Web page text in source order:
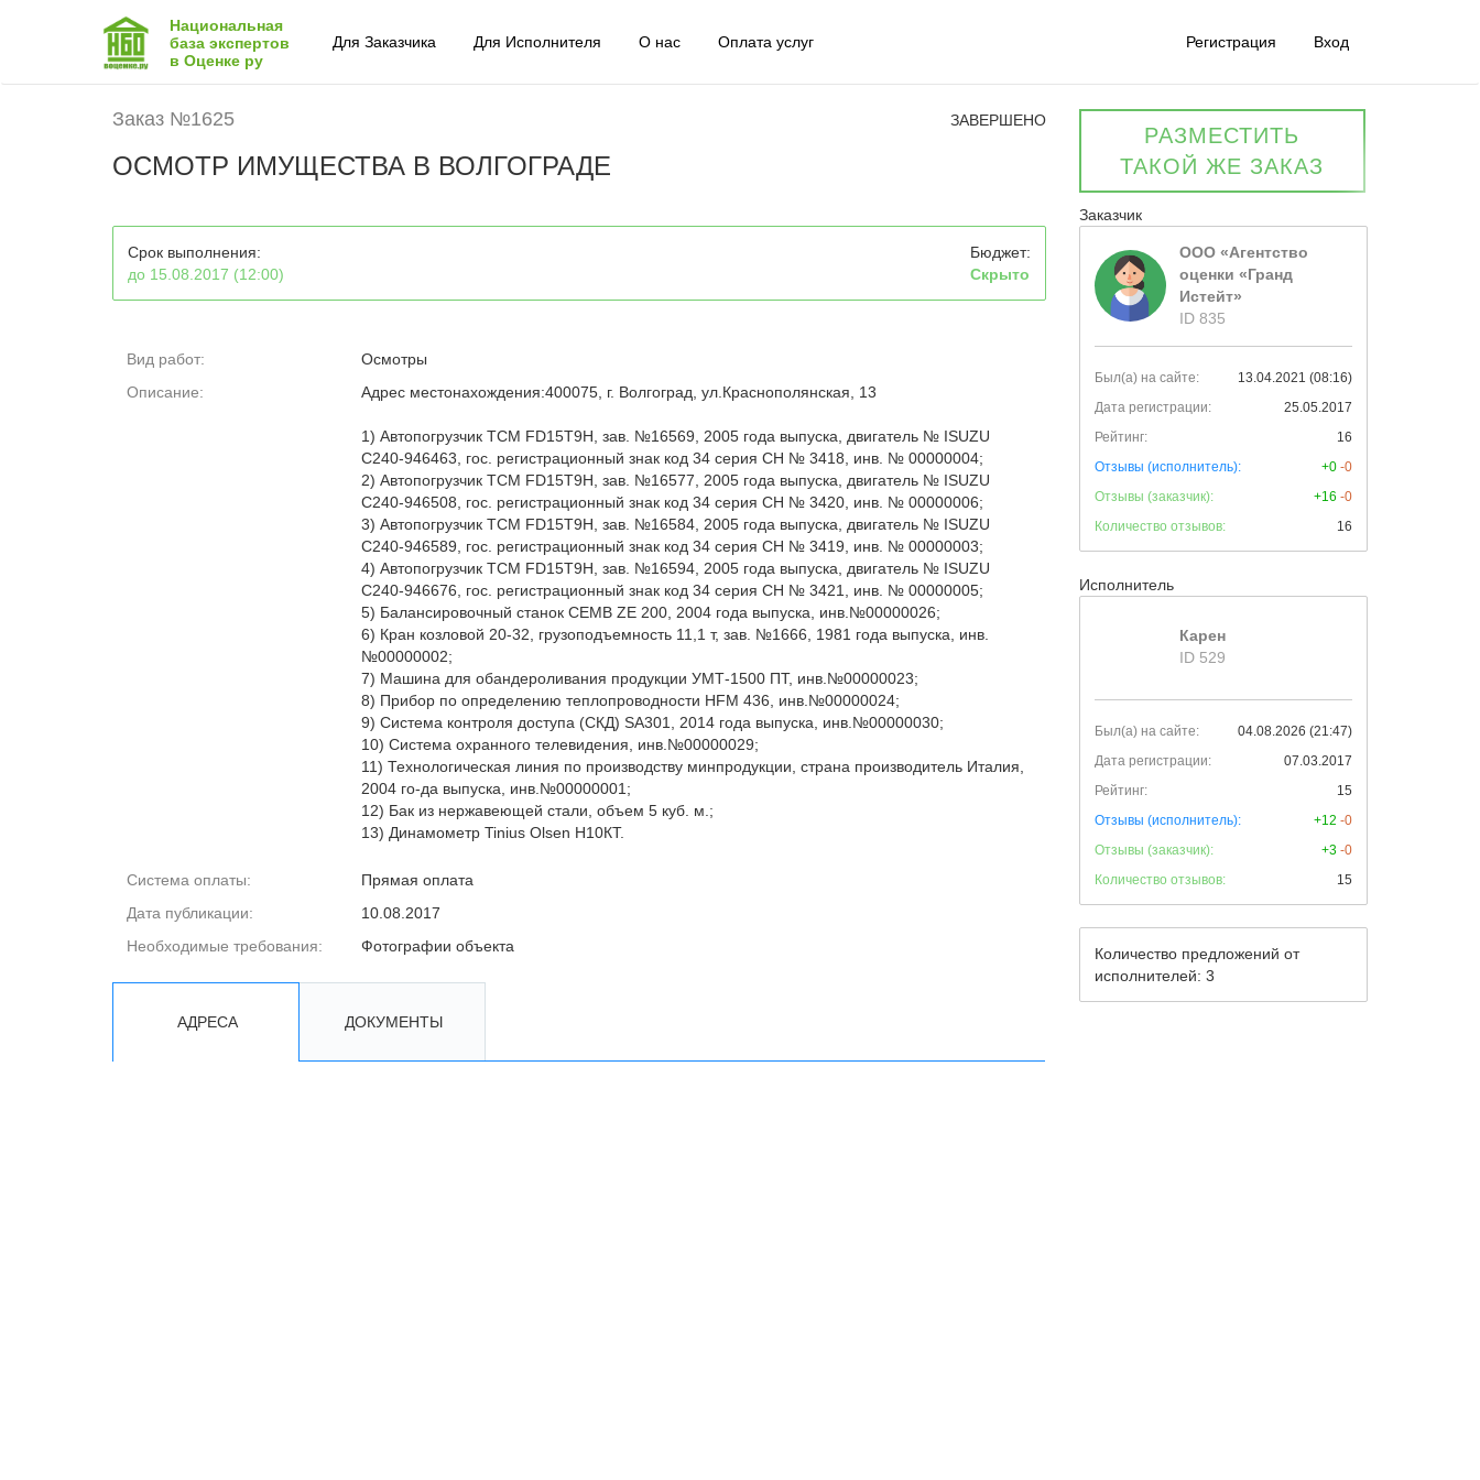
Национальная
база экспертов
в Оценке ру
Для Заказчика Для Исполнителя О нас Оплата услуг Регистрация Вход
Заказ №1625 ЗАВЕРШЕНО
ОСМОТР ИМУЩЕСТВА В ВОЛГОГРАДЕ
РАЗМЕСТИТЬ
ТАКОЙ ЖЕ ЗАКАЗ
Срок выполнения:
до 15.08.2017 (12:00)
Бюджет:
Скрыто
Вид работ:
Осмотры
Описание:
Адрес местонахождения:400075, г. Волгоград, ул.Краснополянская, 13
1) Автопогрузчик TCM FD15T9H, зав. №16569, 2005 года выпуска, двигатель № ISUZU
C240-946463, гос. регистрационный знак код 34 серия СН № 3418, инв. № 00000004;
2) Автопогрузчик TCM FD15T9H, зав. №16577, 2005 года выпуска, двигатель № ISUZU
C240-946508, гос. регистрационный знак код 34 серия СН № 3420, инв. № 00000006;
3) Автопогрузчик TCM FD15T9H, зав. №16584, 2005 года выпуска, двигатель № ISUZU
C240-946589, гос. регистрационный знак код 34 серия СН № 3419, инв. № 00000003;
4) Автопогрузчик TCM FD15T9H, зав. №16594, 2005 года выпуска, двигатель № ISUZU
C240-946676, гос. регистрационный знак код 34 серия СН № 3421, инв. № 00000005;
5) Балансировочный станок CEMB ZE 200, 2004 года выпуска, инв.№00000026;
6) Кран козловой 20-32, грузоподъемность 11,1 т, зав. №1666, 1981 года выпуска, инв.
№00000002;
7) Машина для обандероливания продукции УМТ-1500 ПТ, инв.№00000023;
8) Прибор по определению теплопроводности HFM 436, инв.№00000024;
9) Система контроля доступа (СКД) SA301, 2014 года выпуска, инв.№00000030;
10) Система охранного телевидения, инв.№00000029;
11) Технологическая линия по производству минпродукции, страна производитель Италия,
2004 го-да выпуска, инв.№00000001;
12) Бак из нержавеющей стали, объем 5 куб. м.;
13) Динамометр Tinius Olsen Н10КТ.
Система оплаты:
Прямая оплата
Дата публикации:
10.08.2017
Необходимые требования:
Фотографии объекта
АДРЕСА ДОКУМЕНТЫ
Заказчик
ООО «Агентство
оценки «Гранд
Истейт»
ID 835
Был(а) на сайте:
13.04.2021 (08:16)
Дата регистрации:
25.05.2017
Рейтинг:
16
Отзывы (исполнитель):
+0 -0
Отзывы (заказчик):
+16 -0
Количество отзывов:
16
Исполнитель
Карен
ID 529
Был(а) на сайте:
04.08.2026 (21:47)
Дата регистрации:
07.03.2017
Рейтинг:
15
Отзывы (исполнитель):
+12 -0
Отзывы (заказчик):
+3 -0
Количество отзывов:
15
Количество предложений от
исполнителей: 3